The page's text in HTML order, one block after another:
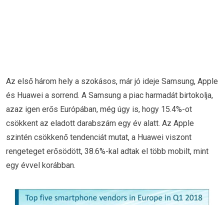
Az első három hely a szokásos, már jó ideje Samsung, Apple
és Huawei a sorrend. A Samsung a piac harmadát birtokolja,
azaz igen erős Európában, még úgy is, hogy 15.4%-ot
csökkent az eladott darabszám egy év alatt. Az Apple
szintén csökkenő tendenciát mutat, a Huawei viszont
rengeteget erősödött, 38.6%-kal adtak el több mobilt, mint
egy évvel korábban.